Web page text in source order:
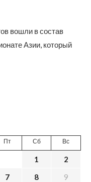
вошли в состав
Азии, который
Пт Сб Вс
1
2
7 8
9